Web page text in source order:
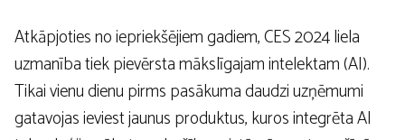
Atkāpjoties no iepriekšējiem gadiem, CES 2024 liela
uzmanība tiek pievērsta mākslīgajam intelektam (AI).
Tikai vienu dienu pirms pasākuma daudzi uzņēmumi
gatavojas ieviest jaunus produktus, kuros integrēta AI